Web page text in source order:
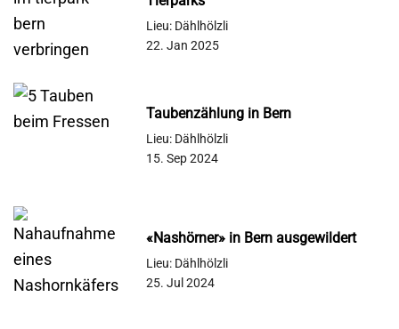
Lieu: Dählhölzli
22. Jan 2025
Taubenzählung in Bern
Lieu: Dählhölzli
15. Sep 2024
«Nashörner» in Bern ausgewildert
Lieu: Dählhölzli
25. Jul 2024